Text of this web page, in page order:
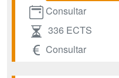
Consultar
336 ECTS
Consultar